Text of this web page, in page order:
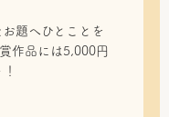
題へひとことを
作品には5,000円